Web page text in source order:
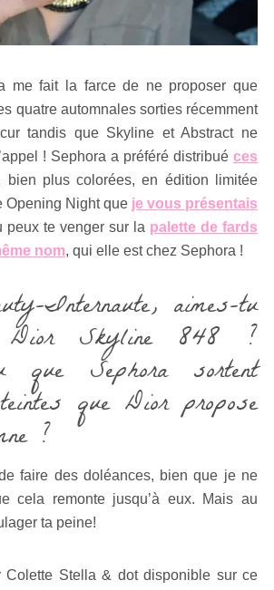
me fait la farce de ne proposer que
quatre automnales sorties récemment
tandis que Skyline et Abstract ne
! Sephora a préféré distribué ces
bien plus colorées, en édition limitée
Opening Night que je vous présentais
peux te venger sur la palette de fards
nom, qui elle est chez Sephora !
Internaute, aimes-tu
Dior Skyline 848 ?
que Sephora sortent
que Dior propose
?
faire des doléances, bien que je ne
cela remonte jusqu’à eux. Mais au
ta peine!
Stella & dot disponible sur ce